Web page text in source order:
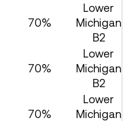
70%
Lower
Michigan
B2
70%
Lower
Michigan
B2
70%
Lower
Michigan